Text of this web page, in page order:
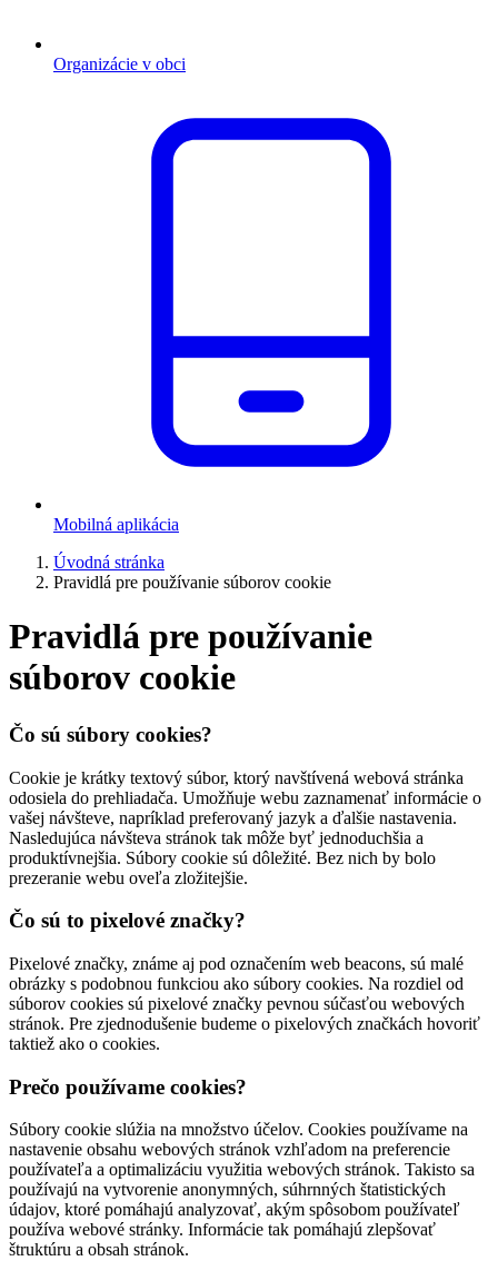
Organizácie v obci
Mobilná aplikácia
Úvodná stránka
Pravidlá pre používanie súborov cookie
Pravidlá pre používanie
súborov cookie
Čo sú súbory cookies?
Cookie je krátky textový súbor, ktorý navštívená webová stránka
odosiela do prehliadača. Umožňuje webu zaznamenať informácie o
vašej návšteve, napríklad preferovaný jazyk a ďalšie nastavenia.
Nasledujúca návšteva stránok tak môže byť jednoduchšia a
produktívnejšia. Súbory cookie sú dôležité. Bez nich by bolo
prezeranie webu oveľa zložitejšie.
Čo sú to pixelové značky?
Pixelové značky, známe aj pod označením web beacons, sú malé
obrázky s podobnou funkciou ako súbory cookies. Na rozdiel od
súborov cookies sú pixelové značky pevnou súčasťou webových
stránok. Pre zjednodušenie budeme o pixelových značkách hovoriť
taktiež ako o cookies.
Prečo používame cookies?
Súbory cookie slúžia na množstvo účelov. Cookies používame na
nastavenie obsahu webových stránok vzhľadom na preferencie
používateľa a optimalizáciu využitia webových stránok. Takisto sa
používajú na vytvorenie anonymných, súhrnných štatistických
údajov, ktoré pomáhajú analyzovať, akým spôsobom používateľ
používa webové stránky. Informácie tak pomáhajú zlepšovať
štruktúru a obsah stránok.